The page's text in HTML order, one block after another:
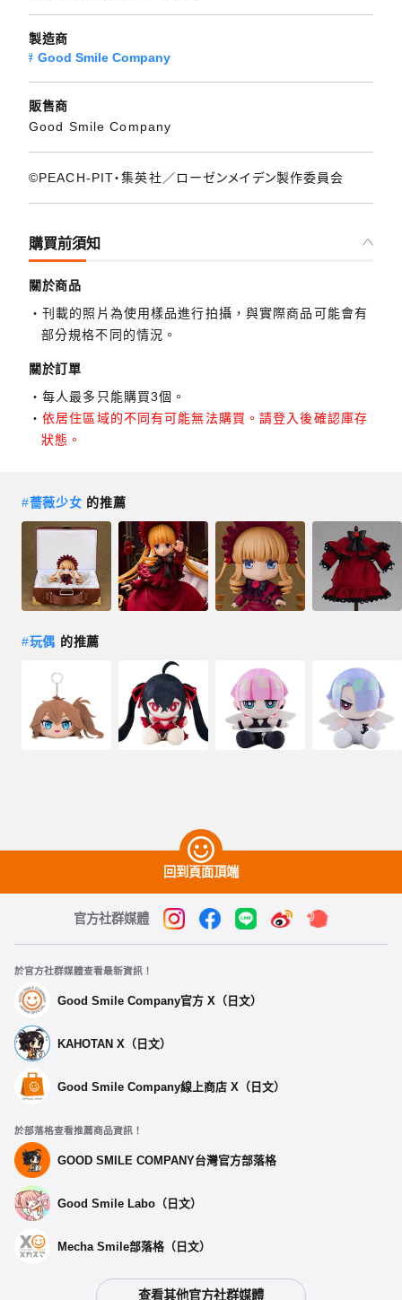
製造商
Good Smile Company
販售商
Good Smile Company
©PEACH-PIT・集英社／ローゼンメイデン製作委員会
購買前須知
關於商品
刊載的照片為使用樣品進行拍攝，與實際商品可能會有
部分規格不同的情況。
關於訂單
每人最多只能購買3個。
依居住區域的不同有可能無法購買。請登入後確認庫存
狀態。
#薔薇少女 的推薦
#玩偶 的推薦
回到頁面頂端
官方社群媒體
於官方社群媒體查看最新資訊！
Good Smile Company官方 X（日文）
KAHOTAN X（日文）
Good Smile Company線上商店 X（日文）
於部落格查看推薦商品資訊！
GOOD SMILE COMPANY台灣官方部落格
Good Smile Labo（日文）
Mecha Smile部落格（日文）
查看其他官方社群媒體